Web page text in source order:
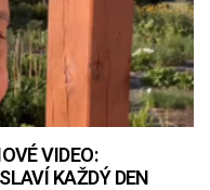
VIDEO:
KAŽDÝ DEN